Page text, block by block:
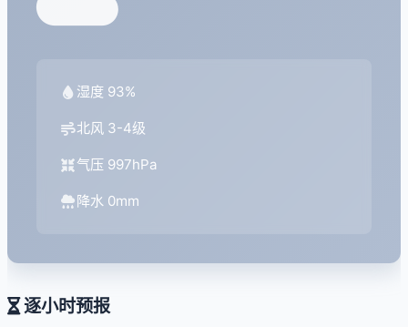
湿度 93%
北风 3-4级
气压 997hPa
降水 0mm
逐小时预报